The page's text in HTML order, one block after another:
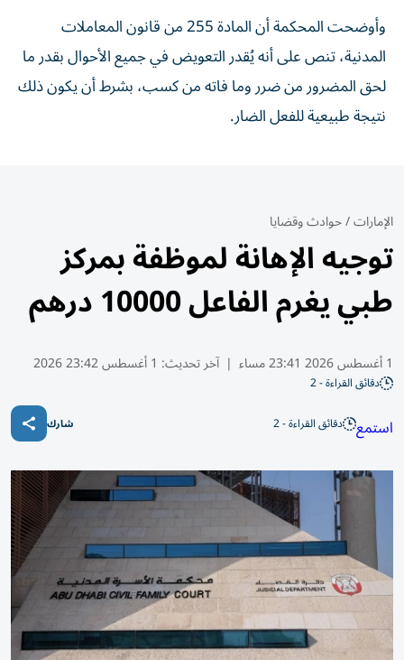
وأوضحت المحكمة أن المادة 255 من قانون المعاملات
المدنية، تنص على أنه يُقدر التعويض في جميع الأحوال بقدر ما
لحق المضرور من ضرر وما فاته من كسب، بشرط أن يكون ذلك
نتيجة طبيعية للفعل الضار.
الإمارات/حوادث وقضايا
توجيه الإهانة لموظفة بمركز
طبي يغرم الفاعل 10000 درهم
1 أغسطس 2026 23:41 مساء | آخر تحديث: 1 أغسطس 23:42 2026
دقائق القراءة - 2
استمع دقائق القراءة - 2 شارك